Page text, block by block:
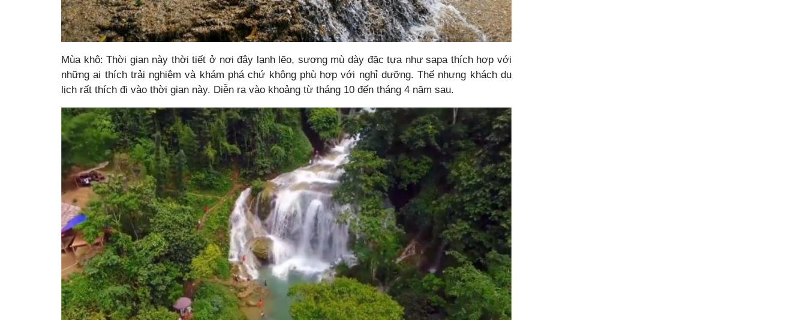
Mùa khô: Thời gian này thời tiết ở nơi đây lạnh lẽo, sương mù dày đặc tựa như sapa thích hợp với
những ai thích trải nghiệm và khám phá chứ không phù hợp với nghỉ dưỡng. Thế nhưng khách du
lịch rất thích đi vào thời gian này. Diễn ra vào khoảng từ tháng 10 đến tháng 4 năm sau.